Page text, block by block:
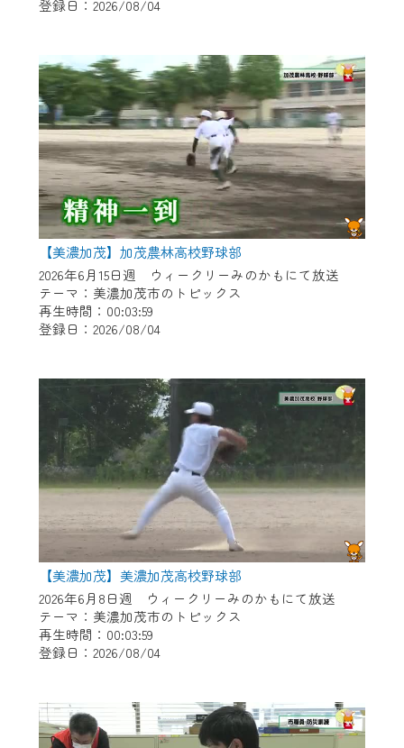
登録日：2026/08/04
【美濃加茂】加茂農林高校野球部
2026年6月15日週 ウィークリーみのかもにて放送
テーマ：美濃加茂市のトピックス
再生時間：00:03:59
登録日：2026/08/04
【美濃加茂】美濃加茂高校野球部
2026年6月8日週 ウィークリーみのかもにて放送
テーマ：美濃加茂市のトピックス
再生時間：00:03:59
登録日：2026/08/04
各種サービスをご利用頂くためのIDです。
で設定できます。
（GmailやYahooなどのフリーメールアドレ
スでも作成可能です）
※マイページへのログイン・MyIDの新規登
録はこちらから
※CCNetアプリをご利用中の方は引き続き
ご視聴いただけます。
＜メンテナンス情報＞
CCNetWebTVのリニューアルにともないメ
ンテナンス作業を予定しています。
作業の間は、CCNetWebTVの画面が「メン
テナンス中」になり、ご利用いただけませ
ん。
ご不便をおかけいたしますが、ご了承の程
よろしくお願いいたします。